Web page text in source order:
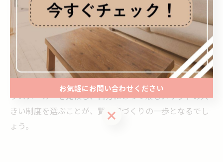
友人・知人だけでなく、親族紹介やSNS経由の紹介など
も対象となるケースが増えています。
こうした動向を把握するには、メーカー公式サイトや住
宅展示場での最新情報収集が不可欠です。紹介キャンペ
ーンは時期や地域によって内容が異なるため、複数のハ
ウスメーカーを比較し、自分にとって最もメリットの大
きい制度を選ぶことが、賢い家づくりの一歩となるでし
ょう。
お気軽にお問い合わせください
お気軽にお問い合わせください